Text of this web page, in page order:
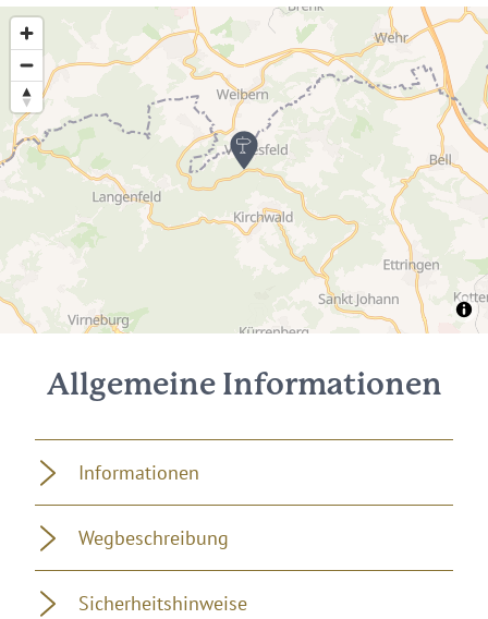
Allgemeine Informationen
Informationen
Wegbeschreibung
Sicherheitshinweise